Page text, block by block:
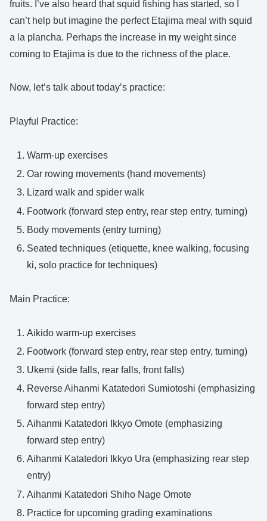
fruits. I’ve also heard that squid fishing has started, so I
can’t help but imagine the perfect Etajima meal with squid
a la plancha. Perhaps the increase in my weight since
coming to Etajima is due to the richness of the place.
Now, let’s talk about today’s practice:
Playful Practice:
Warm-up exercises
Oar rowing movements (hand movements)
Lizard walk and spider walk
Footwork (forward step entry, rear step entry, turning)
Body movements (entry turning)
Seated techniques (etiquette, knee walking, focusing
ki, solo practice for techniques)
Main Practice:
Aikido warm-up exercises
Footwork (forward step entry, rear step entry, turning)
Ukemi (side falls, rear falls, front falls)
Reverse Aihanmi Katatedori Sumiotoshi (emphasizing
forward step entry)
Aihanmi Katatedori Ikkyo Omote (emphasizing
forward step entry)
Aihanmi Katatedori Ikkyo Ura (emphasizing rear step
entry)
Aihanmi Katatedori Shiho Nage Omote
Practice for upcoming grading examinations